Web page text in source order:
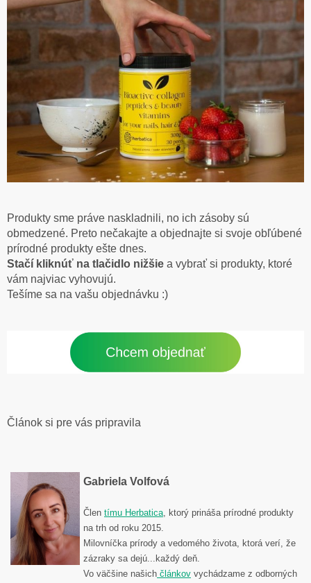
Produkty sme práve naskladnili, no ich zásoby sú
obmedzené. Preto nečakajte a objednajte si svoje obľúbené
prírodné produkty ešte dnes.
Stačí kliknúť na tlačidlo nižšie a vybrať si produkty, ktoré
vám najviac vyhovujú.
Tešíme sa na vašu objednávku :)
Článok si pre vás pripravila
Gabriela Volfová
Člen tímu Herbatica, ktorý prináša prírodné produkty
na trh od roku 2015.
Milovníčka prírody a vedomého života, ktorá verí, že
zázraky sa dejú...každý deň.
Vo väčšine našich článkov vychádzame z odborných